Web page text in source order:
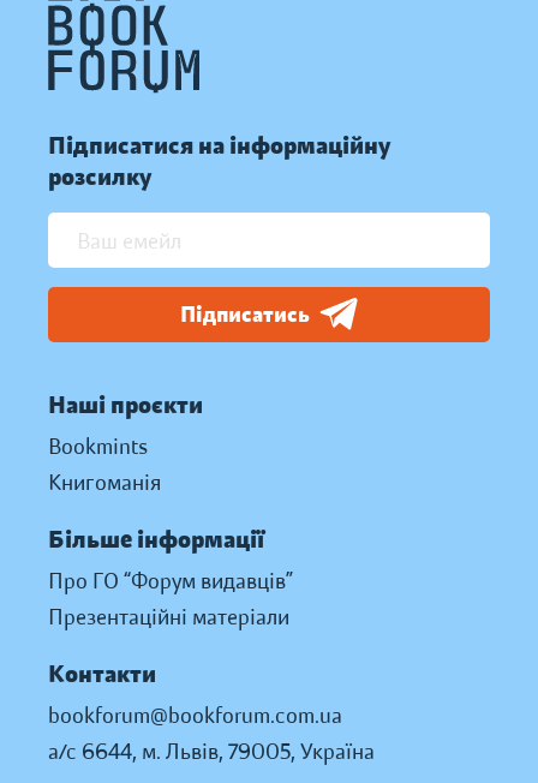
Підписатися на інформаційну
розсилку
Підписатись
Наші проєкти
Bookmints
Книгоманія
Більше інформації
Про ГО “Форум видавців”
Презентаційні матеріали
Контакти
bookforum@bookforum.com.ua
а/с 6644, м. Львів, 79005, Україна